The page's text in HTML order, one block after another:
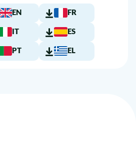
EN FR
IT ES
PT EL